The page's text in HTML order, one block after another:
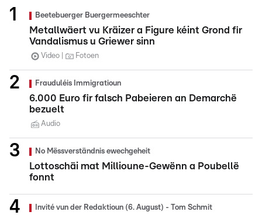
Beetebuerger Buergermeeschter
Metallwäert vu Kräizer a Figure kéint Grond fir
Vandalismus u Griewer sinn
Video Fotoen
Frauduléis Immigratioun
6.000 Euro fir falsch Pabeieren an Demarchë
bezuelt
Audio
No Mëssverständnis ewechgeheit
Lottoschäi mat Millioune-Gewënn a Poubellë
fonnt
Invité vun der Redaktioun (6. August) - Tom Schmit